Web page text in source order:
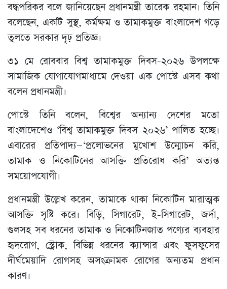
বদ্ধপরিকর বলে জানিয়েছেন প্রধানমন্ত্রী তারেক রহমান। তিনি
বলেছেন, একটি সুস্থ, কর্মক্ষম ও তামাকমুক্ত বাংলাদেশ গড়ে
তুলতে সরকার দৃঢ় প্রতিজ্ঞ।
৩১ মে রোববার বিশ্ব তামাকমুক্ত দিবস-২০২৬ উপলক্ষে
সামাজিক যোগাযোগমাধ্যমে দেওয়া এক পোস্টে এসব কথা
বলেন প্রধানমন্ত্রী।
পোস্টে তিনি বলেন, বিশ্বের অন্যান্য দেশের মতো
বাংলাদেশেও ‘বিশ্ব তামাকমুক্ত দিবস ২০২৬’ পালিত হচ্ছে।
এবারের প্রতিপাদ্য—‘প্রলোভনের মুখোশ উন্মোচন করি,
তামাক ও নিকোটিনের আসক্তি প্রতিরোধ করি’ অত্যন্ত
সময়োপযোগী।
প্রধানমন্ত্রী উল্লেখ করেন, তামাকে থাকা নিকোটিন মারাত্মক
আসক্তি সৃষ্টি করে। বিড়ি, সিগারেট, ই-সিগারেট, জর্দা,
গুলসহ সব ধরনের তামাক ও নিকোটিনজাত পণ্যের ব্যবহার
হৃদরোগ, স্ট্রোক, বিভিন্ন ধরনের ক্যান্সার এবং ফুসফুসের
দীর্ঘমেয়াদি রোগসহ অসংক্রামক রোগের অন্যতম প্রধান
কারণ।